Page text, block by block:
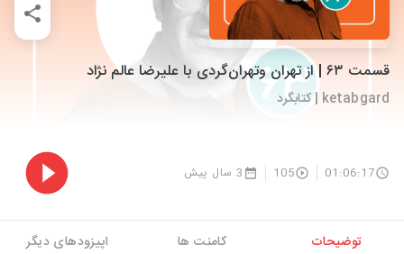
قسمت ۶۳ | از تهران وتهران‌گردی با علیرضا عالم نژاد
ketabgard | کتابگرد
01:06:17
105 3 سال پیش
توضیحات کامنت ها اپیزودهای دیگر